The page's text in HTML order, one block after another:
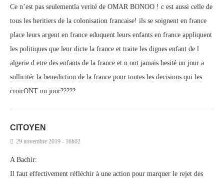
Ce n’est pas seulementla verité de OMAR BONOO ! c est aussi celle de
tous les heritiers de la colonisation francaise! ils se soignent en france
place leurs argent en france eduquent leurs enfants en france appliquent
les politiques que leur dicte la france et traite les dignes enfant de l
algerie d etre des enfants de la france et n ont jamais hesité un jour a
sollicitér la benediction de la france pour toutes les decisions qui les
croirONT un jour?????
CITOYEN
29 novembre 2019 - 16h02
A Bachir:
Il faut effectivement réfléchir à une action pour marquer le rejet des